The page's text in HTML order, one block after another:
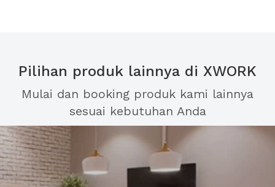
Pilihan produk lainnya di XWORK
Mulai dan booking produk kami lainnya
sesuai kebutuhan Anda